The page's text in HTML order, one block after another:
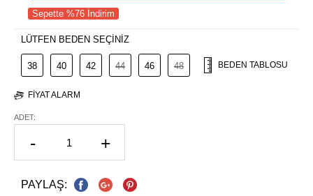
Sepette %76 İndirim
LÜTFEN BEDEN SEÇİNİZ
38 40 42 44 46 48 BEDEN TABLOSU
FIYAT ALARM
ADET:
- +
PAYLAŞ: